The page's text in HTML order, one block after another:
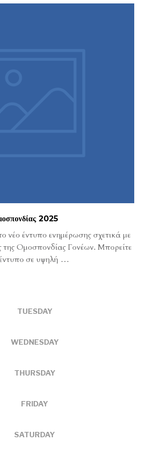
2025
νέο έντυπο ενημέρωσης σχετικά με
της Ομοσπονδίας Γονέων. Μπορείτε
σε υψηλή …
TUESDAY
WEDNESDAY
THURSDAY
FRIDAY
SATURDAY